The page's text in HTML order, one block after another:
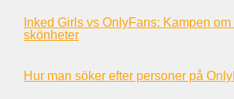
Inked Girls vs OnlyFans: Kampen
skönheter
Hur man söker efter personer på